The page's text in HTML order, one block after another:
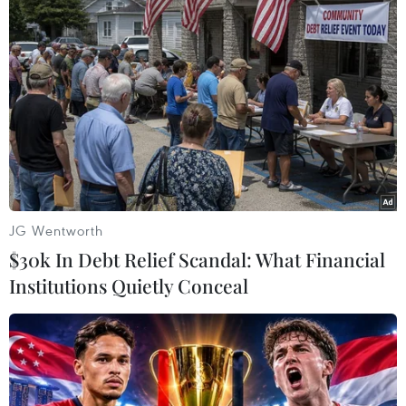
Tọa đàm về Biển Đông: Lên án hành động sai
trái của Trung Quốc
Việt Nam theo dõi sát hoạt động của giàn
khoan Hải Dương-981
Thế giới lên tiếng vụ giàn khoan Haiyang Shiyou
981
Báo Mỹ: Giàn khoan HD-981 có thể gây căng
Hội đồng quan hệ quốc tế Argentina tổ chức hội
thảo về Biển Đông
Mỹ muốn xoa dịu căng thẳng trên Biển Đông ở
JG Wentworth
$30k In Debt Relief Scandal: What Financial
Institutions Quietly Conceal